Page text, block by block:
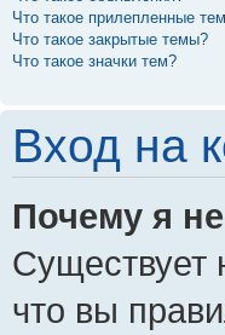
Что такое прилепленные
Что такое закрытые темы?
Что такое значки тем?
Вход на
Почему я
Существует
что вы